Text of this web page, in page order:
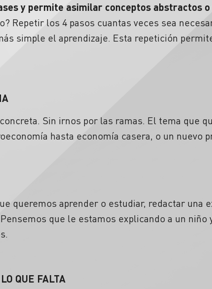
y permite asimilar conceptos abstractos o
Repetir los 4 pasos cuantas veces sea
simple el aprendizaje. Esta repetición
Sin irnos por las ramas. El tema que
hasta economía casera, o un nuevo
queremos aprender o estudiar, redactar una
que le estamos explicando a un niño
QUE FALTA